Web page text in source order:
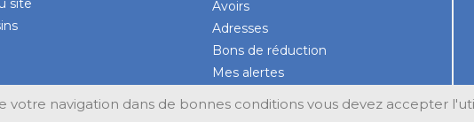
navigation dans de bonnes conditions vous devez accepter
site
Avoirs
Adresses
Bons de réduction
Mes alertes